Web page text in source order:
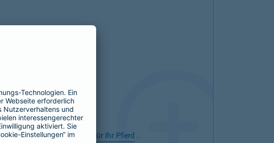
eineOP Versicherung für Ihr Pferd .